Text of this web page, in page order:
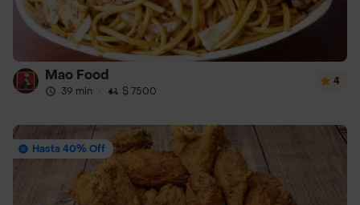
Mao Food
39 min · $ 7500
4
Hasta 40% Off